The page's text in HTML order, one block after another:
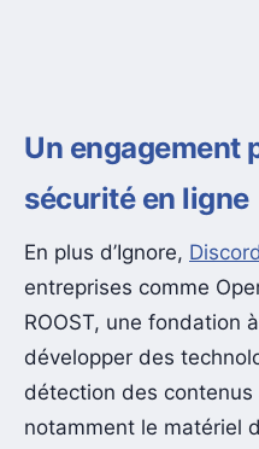
Un engagement
sécurité en ligne
En plus d’Ignore,
entreprises comme
ROOST, une fondation
développer des
détection des
notamment le matériel